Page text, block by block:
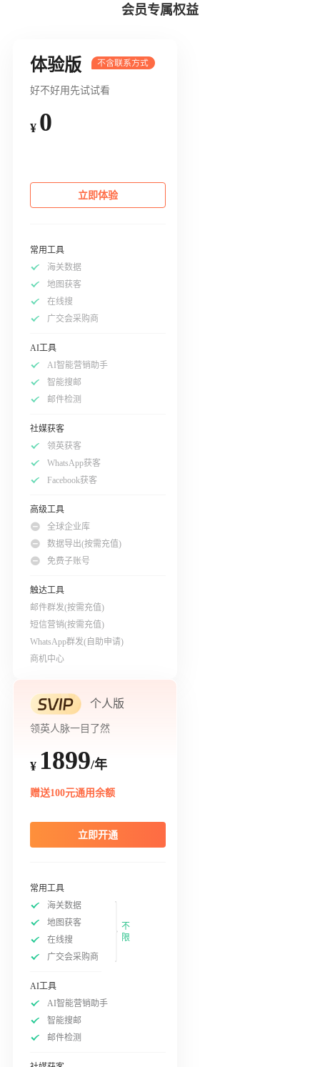
会员专属权益
体验版
好不好用先试试看
¥ 0
立即体验
常用工具
海关数据
地图获客
在线搜
广交会采购商
AI工具
AI智能营销助手
智能搜邮
邮件检测
社媒获客
领英获客
WhatsApp获客
Facebook获客
高级工具
全球企业库
数据导出(按需充值)
免费子账号
触达工具
邮件群发(按需充值)
短信营销(按需充值)
WhatsApp群发(自助申请)
商机中心
个人版
领英人脉一目了然
¥ 1899/年
赠送100元通用余额
立即开通
常用工具
海关数据
地图获客
在线搜
广交会采购商
不
限
AI工具
AI智能营销助手
智能搜邮
邮件检测